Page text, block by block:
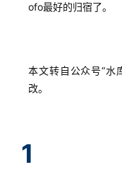
ofo最好的归宿了。
本文转自公众号“水
改。
1